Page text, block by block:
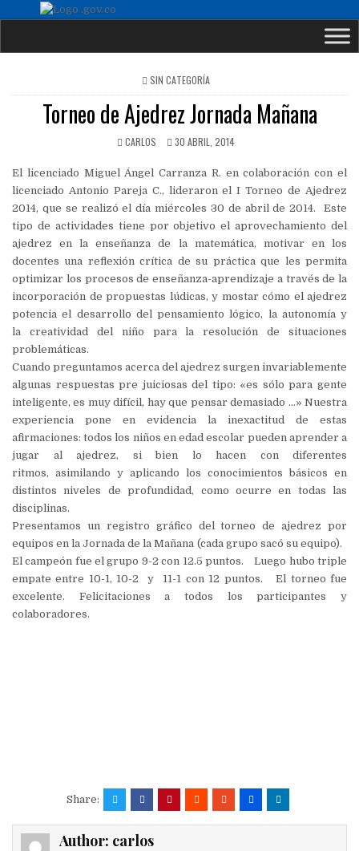
POSTED
IN
SIN CATEGORÍA
Torneo de Ajedrez Jornada Mañana
CARLOS 30 ABRIL, 2014
El licenciado Miguel Ángel Carranza R. en colaboración con el
licenciado Antonio Pareja C., lideraron el I Torneo de Ajedrez
2014, que se realizó el día miércoles 30 de abril de 2014. Este
tipo de actividades tiene por objetivo el aprovechamiento del
ajedrez en la enseñanza de la matemática, motivar en los
docentes una reflexión crítica de su práctica que les permita
optimizar los procesos de enseñanza-aprendizaje a través de la
incorporación de propuestas lúdicas, y mostar cómo el ajedrez
potencia el desarrollo del pensamiento lógico, la autonomía y
la creatividad del niño para la resolución de situaciones
problemáticas.
Cuando preguntamos acerca del ajedrez surgen invariablemente
algunas respuestas pre juiciosas del tipo: «es sólo para gente
inteligente, es muy difícil, hay que pensar demasiado …» Nuestra
experiencia pone en evidencia la inexactitud de estas
afirmaciones: todos los niños en edad escolar pueden aprender a
jugar al ajedrez, si bien lo hacen con diferentes
ritmos, asimilando y aplicando los conocimientos básicos en
distintos niveles de profundidad, como ocurre en todas las
disciplinas.
Presentamos un registro gráfico del torneo de ajedrez por
equipos en la Jornada de la Mañana (cada grupo sacó su equipo).
El campeón fue el grupo 9-2 con 12.5 puntos. Luego hubo triple
empate entre 10-1, 10-2 y 11-1 con 12 puntos. El torneo fue
excelente. Felicitaciones a todos los participantes y
colaboradores.
Share:
Author: carlos